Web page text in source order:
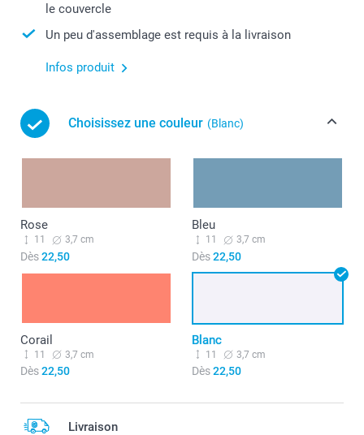
le couvercle
Un peu d'assemblage est requis à la livraison
Infos produit
Choisissez une couleur (Blanc)
Rose
11 3,7 cm
Dès22,50
Bleu
11 3,7 cm
Dès22,50
Corail
11 3,7 cm
Dès22,50
Blanc
11 3,7 cm
Dès22,50
Livraison